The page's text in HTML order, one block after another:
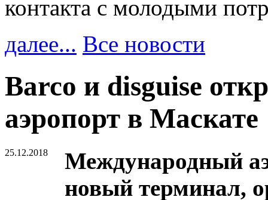
контакта с молодыми
далее... Все новости
Barco и disguise
аэропорт в Маскате
25.12.2018
Международный
новый терминал,